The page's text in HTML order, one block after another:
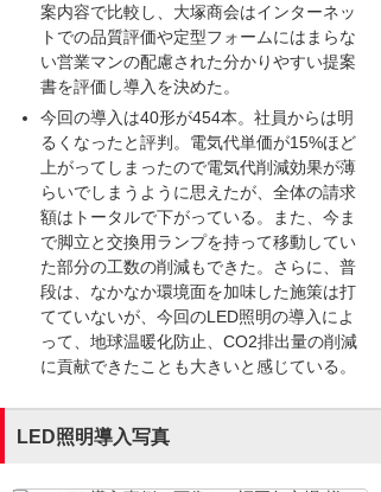
案内容で比較し、大塚商会はインターネッ
トでの品質評価や定型フォームにはまらな
い営業マンの配慮された分かりやすい提案
書を評価し導入を決めた。
今回の導入は40形が454本。社員からは明
るくなったと評判。電気代単価が15%ほど
上がってしまったので電気代削減効果が薄
らいでしまうように思えたが、全体の請求
額はトータルで下がっている。また、今ま
で脚立と交換用ランプを持って移動してい
た部分の工数の削減もできた。さらに、普
段は、なかなか環境面を加味した施策は打
てていないが、今回のLED照明の導入によ
って、地球温暖化防止、CO2排出量の削減
に貢献できたことも大きいと感じている。
LED照明導入写真